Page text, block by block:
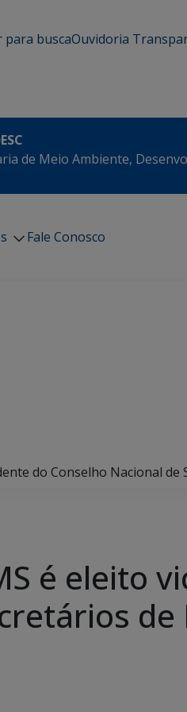
para buscaOuvidoria
de Meio Ambiente,
Fale Conosco
do Conselho Nacional
é eleito